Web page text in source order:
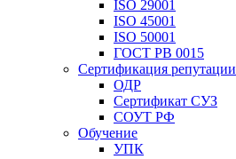
ISO 29001
ISO 45001
ISO 50001
ГОСТ РВ 0015
Сертификация репутации
ОДР
Сертификат СУЗ
СОУТ РФ
Обучение
УПК